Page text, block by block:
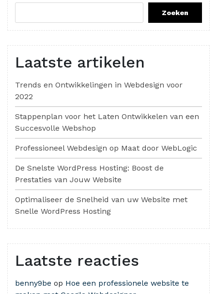
Zoeken
Laatste artikelen
Trends en Ontwikkelingen in Webdesign voor
2022
Stappenplan voor het Laten Ontwikkelen van een
Succesvolle Webshop
Professioneel Webdesign op Maat door WebLogic
De Snelste WordPress Hosting: Boost de
Prestaties van Jouw Website
Optimaliseer de Snelheid van uw Website met
Snelle WordPress Hosting
Laatste reacties
benny9be op Hoe een professionele website te